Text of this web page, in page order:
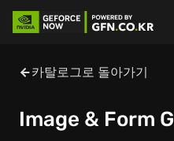
카탈로그로 돌아가기
Image & Form